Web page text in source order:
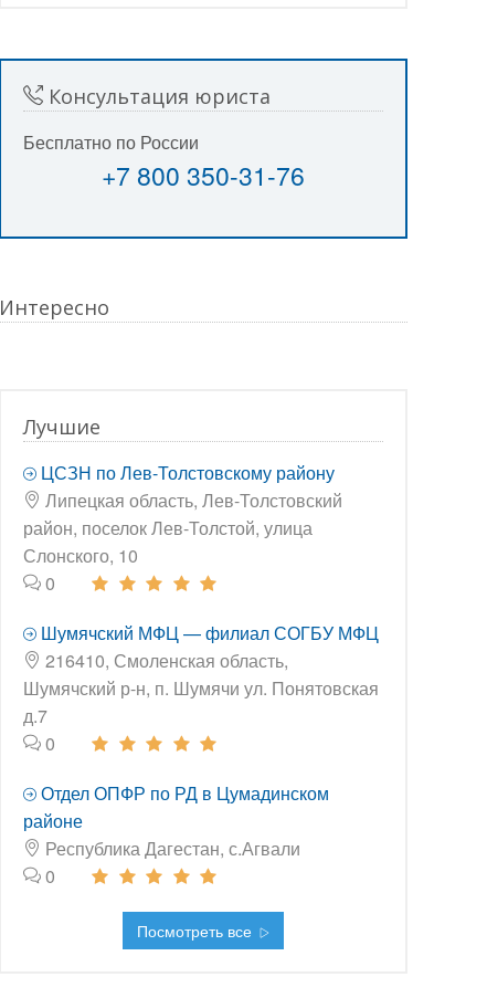
Консультация юриста
Бесплатно по России
+7 800 350-31-76
Интересно
Лучшие
ЦСЗН по Лев-Толстовскому району
Липецкая область, Лев-Толстовский
район, поселок Лев-Толстой, улица
Слонского, 10
0
Шумячский МФЦ — филиал СОГБУ МФЦ
216410, Смоленская область,
Шумячский р-н, п. Шумячи ул. Понятовская
д.7
0
Отдел ОПФР по РД в Цумадинском
районе
Республика Дагестан, с.Агвали
0
Посмотреть все